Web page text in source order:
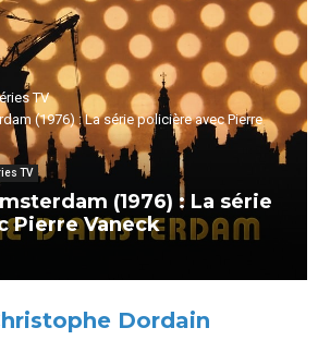
TV
(1976) : La série policière avec Pierre
TV
(1976) : La série
Pierre Vaneck
Dordain